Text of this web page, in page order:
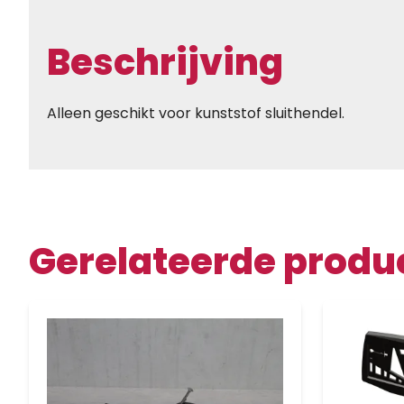
Beschrijving
Alleen geschikt voor kunststof sluithendel.
Gerelateerde